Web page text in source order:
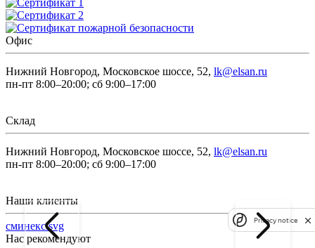
Офис
Нижний Новгород, Московское шоссе, 52, lk@elsan.ru
пн-пт 8:00–20:00; сб 9:00–17:00
Склад
Нижний Новгород, Московское шоссе, 52, lk@elsan.ru
пн-пт 8:00–20:00; сб 9:00–17:00
Наши клиенты
сминекс.svg
Нас рекомендуют
Privacy notice